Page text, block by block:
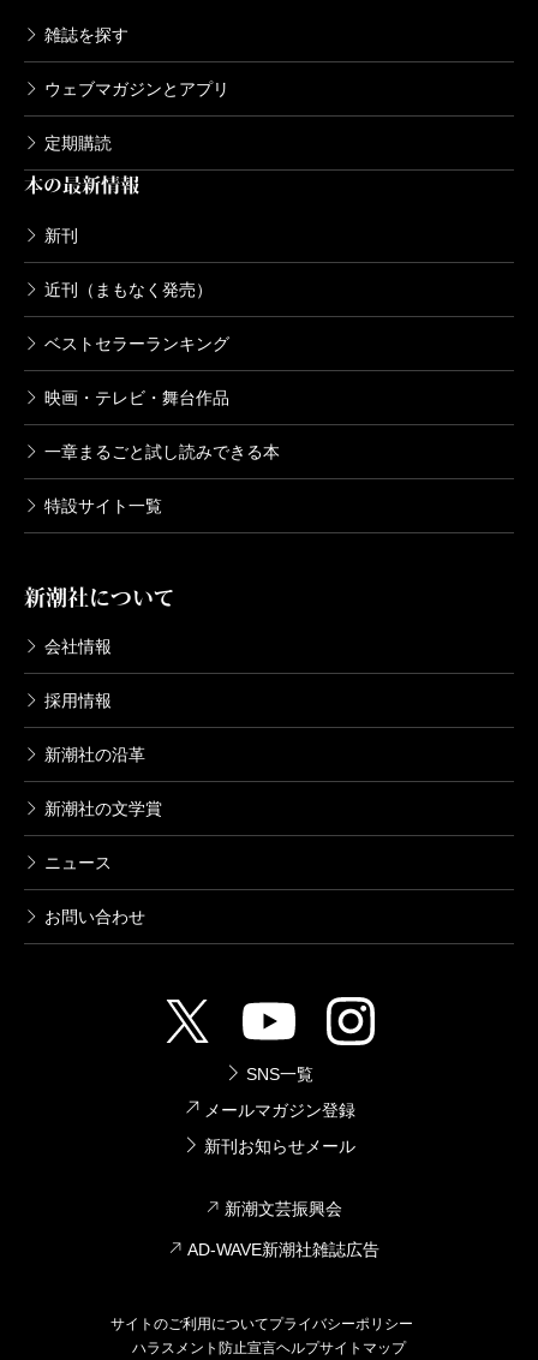
雑誌を探す
ウェブマガジンとアプリ
定期購読
本の最新情報
新刊
近刊（まもなく発売）
ベストセラーランキング
映画・テレビ・舞台作品
一章まるごと試し読みできる本
特設サイト一覧
新潮社について
会社情報
採用情報
新潮社の沿革
新潮社の文学賞
ニュース
お問い合わせ
SNS一覧
メールマガジン登録
新刊お知らせメール
新潮文芸振興会
AD-WAVE新潮社雑誌広告
サイトのご利用についてプライバシーポリシー
ハラスメント防止宣言ヘルプサイトマップ